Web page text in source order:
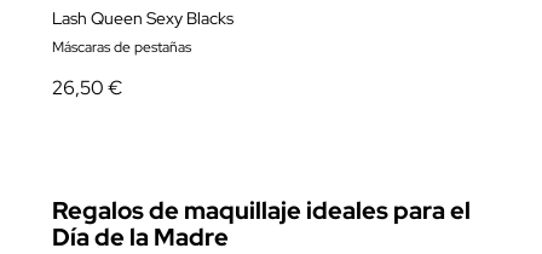
Lash Queen Sexy Blacks
Máscaras de pestañas
26,50 €
Regalos de maquillaje ideales para el
Día de la Madre